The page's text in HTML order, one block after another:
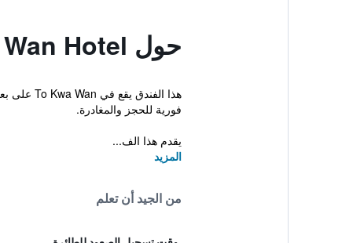
حول iclub To Kwa Wan Hotel
فورية للحجز والمغادرة.
يقدم هذا الف...
المزيد
من الجيد أن تعلم